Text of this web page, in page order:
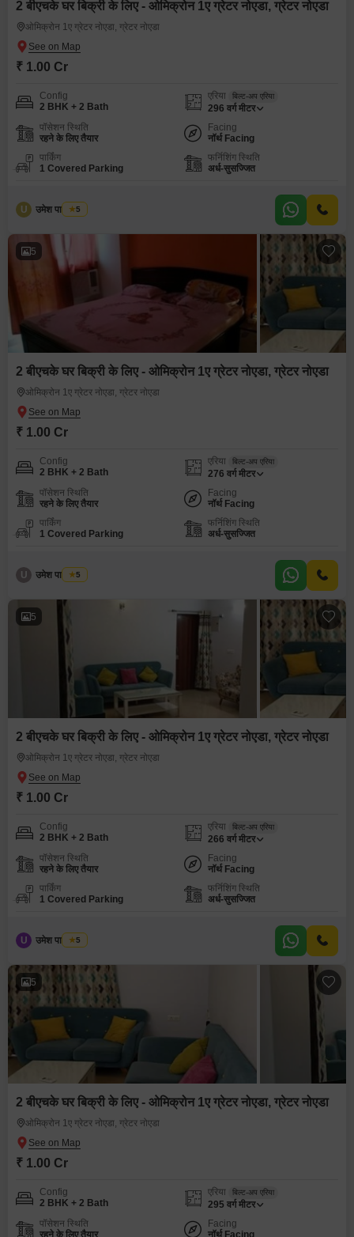
2 बीएचके घर बिक्री के लिए - ओमिक्रोन 1ए ग्रेटर नोएडा, ग्रेटर नोएडा
ओमिक्रोन 1ए ग्रेटर नोएडा, ग्रेटर नोएडा
₹ 1.00 Cr
Config
2 BHK + 2 Bath
एरिया बिल्ट-अप एरिया
296 वर्ग मीटर
पॉसेशन स्थिति
रहने के लिए तैयार
Facing
नॉर्थ Facing
पार्किंग
1 Covered Parking
फर्निशिंग स्थिति
अर्ध-सुसज्जित
U उमेश पाल यादव
5
5
2 बीएचके घर बिक्री के लिए - ओमिक्रोन 1ए ग्रेटर नोएडा, ग्रेटर नोएडा
ओमिक्रोन 1ए ग्रेटर नोएडा, ग्रेटर नोएडा
₹ 1.00 Cr
Config
2 BHK + 2 Bath
एरिया बिल्ट-अप एरिया
276 वर्ग मीटर
पॉसेशन स्थिति
रहने के लिए तैयार
Facing
नॉर्थ Facing
पार्किंग
1 Covered Parking
फर्निशिंग स्थिति
अर्ध-सुसज्जित
U उमेश पाल यादव
5
5
2 बीएचके घर बिक्री के लिए - ओमिक्रोन 1ए ग्रेटर नोएडा, ग्रेटर नोएडा
ओमिक्रोन 1ए ग्रेटर नोएडा, ग्रेटर नोएडा
₹ 1.00 Cr
Config
2 BHK + 2 Bath
एरिया बिल्ट-अप एरिया
266 वर्ग मीटर
पॉसेशन स्थिति
रहने के लिए तैयार
Facing
नॉर्थ Facing
पार्किंग
1 Covered Parking
फर्निशिंग स्थिति
अर्ध-सुसज्जित
U उमेश पाल यादव
5
5
2 बीएचके घर बिक्री के लिए - ओमिक्रोन 1ए ग्रेटर नोएडा, ग्रेटर नोएडा
ओमिक्रोन 1ए ग्रेटर नोएडा, ग्रेटर नोएडा
₹ 1.00 Cr
Config
2 BHK + 2 Bath
एरिया बिल्ट-अप एरिया
295 वर्ग मीटर
पॉसेशन स्थिति
रहने के लिए तैयार
Facing
नॉर्थ Facing